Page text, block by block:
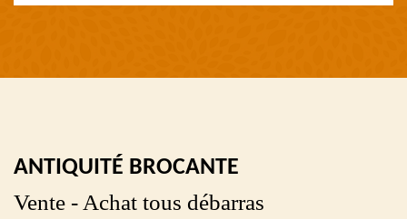
ANTIQUITÉ BROCANTE
Vente - Achat tous débarras